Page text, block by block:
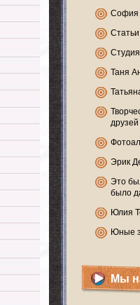
София
Статьи
Студия
Таня
друзей
Эрик
Это
было
Юлия
Юные
Мы